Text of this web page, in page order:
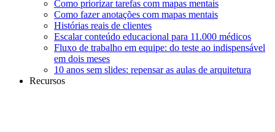
Como priorizar tarefas com mapas mentais
Como fazer anotações com mapas mentais
Histórias reais de clientes
Escalar conteúdo educacional para 11.000 médicos
Fluxo de trabalho em equipe: do teste ao indispensável
em dois meses
10 anos sem slides: repensar as aulas de arquitetura
Recursos